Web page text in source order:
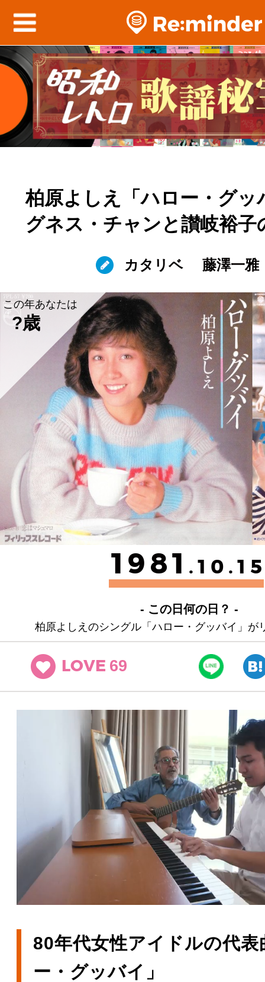
柏原よしえ「ハロー・グッ
グネス・チャンと讃岐裕子
カタリベ 藤澤一雅
この年あなたは
?歳
1981
- この日何の日？ -
柏原よしえのシングル「ハロー・グッバイ」が
LOVE 69
80年代女性アイドルの代表
ー・グッバイ」